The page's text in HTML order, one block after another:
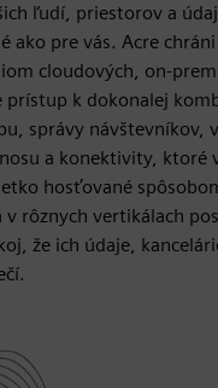
ľudí, priestorov a
ako pre vás. Acre
cloudových, on-
prístup k dokonalej
správy návštevníkov,
a konektivity, ktoré
hosťované
v rôznych vertikálach
že ich údaje,